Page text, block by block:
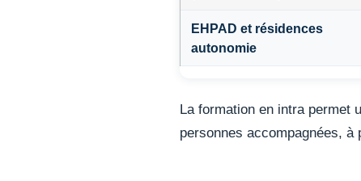
EHPAD et résidences
autonomie
La formation en intra permet
personnes accompagnées,